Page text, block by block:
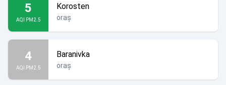
5
AQI PM2.5
Korosten
oraș
4
AQI PM2.5
Baranivka
oraș